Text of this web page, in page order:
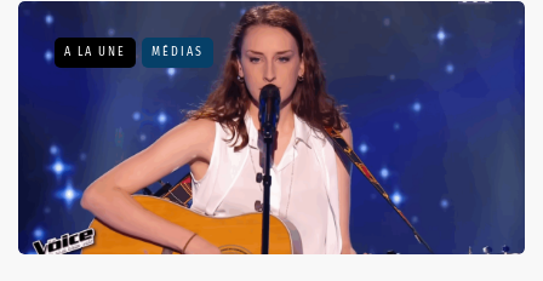
A LA UNE MÉDIAS